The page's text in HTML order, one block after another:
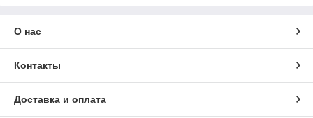
О нас
Контакты
Доставка и оплата